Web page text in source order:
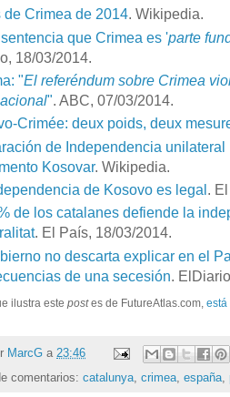
de Crimea de 2014. Wikipedia.
que Crimea es 'parte
18/03/2014.
"El referéndum sobre Crimea
". ABC, 07/03/2014.
Crimée: deux poids, deux
de Independencia
Kosovar. Wikipedia.
de Kosovo es legal.
de los catalanes defiende la
. El País, 18/03/2014.
no descarta explicar en el
de una secesión .
ilustra este postes de FutureAtlas.com, está
MarcG a 23:46
comentarios: catalunya, crimea, españa,